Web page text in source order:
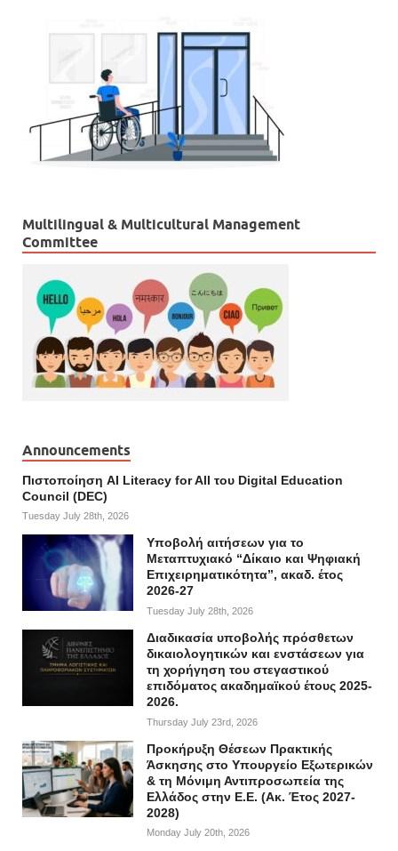
Multilingual & Multicultural Management
Committee
Announcements
Πιστοποίηση AI Literacy for All του Digital Education
Council (DEC)
Tuesday July 28th, 2026
Υποβολή αιτήσεων για το
Μεταπτυχιακό “Δίκαιο και Ψηφιακή
Επιχειρηματικότητα”, ακαδ. έτος
2026-27
Tuesday July 28th, 2026
Διαδικασία υποβολής πρόσθετων
δικαιολογητικών και ενστάσεων για
τη χορήγηση του στεγαστικού
επιδόματος ακαδημαϊκού έτους 2025-
2026.
Thursday July 23rd, 2026
Προκήρυξη Θέσεων Πρακτικής
Άσκησης στο Υπουργείο Εξωτερικών
& τη Μόνιμη Αντιπροσωπεία της
Ελλάδος στην Ε.Ε. (Ακ. Έτος 2027-
2028)
Monday July 20th, 2026